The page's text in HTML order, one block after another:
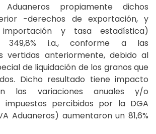
Aduaneros propiamente dichos
-derechos de exportación, y
y tasa estadística)
349,8% i.a., conforme a las
vertidas anteriormente, debido al
de liquidación de los granos que
Dicho resultado tiene impacto
las variaciones anuales y/o
impuestos percibidos por la DGA
Aduaneros) aumentaron un 81,6%